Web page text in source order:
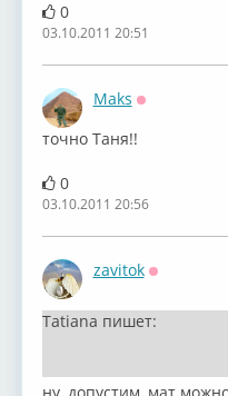
0
03.10.2011 20:51
Maks
точно Таня!!
0
03.10.2011 20:56
zavitok
Tatiana пишет: